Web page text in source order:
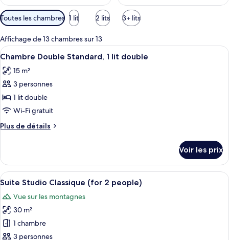
Filtres
disponibles
pour
les
chambres
Toutes les chambres 1 lit 2 lits 3+ lits
Affichage de 13 chambres sur 13
Afficher
toutes
les
photos
pour
ce
type
de
Chambre
Double
Standard,
lit
double
Une chambre d’hôtel comprenant
3
Chambre Double Standard, 1 lit double
15 m²
3 personnes
1 lit double
Wi-Fi gratuit
Plus de détails
Plus
le
type
de
Chambre
Double
Standard,
lit
Voir les prix
Afficher
toutes
les
photos
pour
ce
Une chambre d’hôtel avec un grand
1
Suite Studio Classique (for 2 people)
Vue sur les montagnes
30 m²
1 chambre
3 personnes